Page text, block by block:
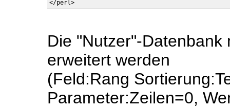
Die "Nutzer"-
erweitert werden
(Feld:Rang
Parameter:Zeilen=0,